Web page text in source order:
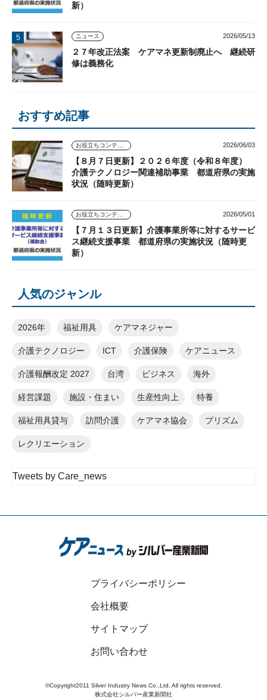
新）
ニュース 2026/05/13
２７年改正法案 ケアマネ更新制廃止へ 継続研
修は義務化
おすすめ記事
お役立ちコンテンツ 2026/06/03
【８月７日更新】２０２６年度（令和８年度）
介護テクノロジー関連補助事業 都道府県の実施
状況（随時更新）
お役立ちコンテンツ 2026/05/01
【７月１３日更新】介護事業所等に対するサービ
ス継続支援事業 都道府県の実施状況（随時更
新）
人気のジャンル
2026年 福祉用具 ケアマネジャー
介護テクノロジー ICT 介護保険 ケアニュース
介護報酬改定 2027 台湾 ビジネス 海外
経営課題 施設・住まい 生産性向上 特養
福祉用具貸与 訪問介護 ケアマネ協会 プリズム
レクリエーション
Tweets by Care_news
プライバシーポリシー
会社概要
サイトマップ
お問い合わせ
©Copyright2011 Silver Industry News Co.,Ltd. All rights reserved.
株式会社シルバー産業新聞社